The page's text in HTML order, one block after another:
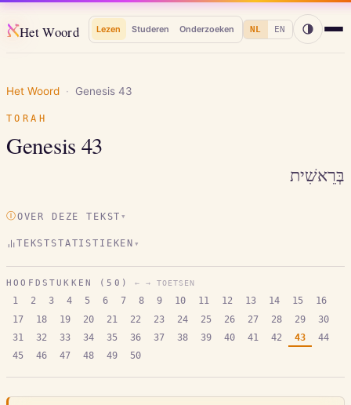
אHet Woord Lezen Studeren Onderzoeken NL EN
Het Woord · Genesis 43
TORAH
Genesis 43
בְּרֵאשִׁית
ⒾOVER DEZE TEKST ▾
TEKSTSTATISTIEKEN ▾
HOOFDSTUKKEN ( 50 ) ← → TOETSEN
1 2 3 4 5 6 7 8 9 10 11 12 13 14 15
16
17
18 19 20 21 22 23 24 25 26 27 28 29
30
31
32 33 34 35 36 37 38 39 40 41 42 43
44
45
46 47 48 49 50